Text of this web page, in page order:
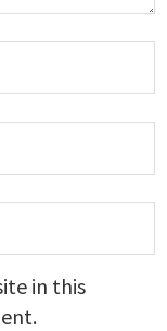
in this